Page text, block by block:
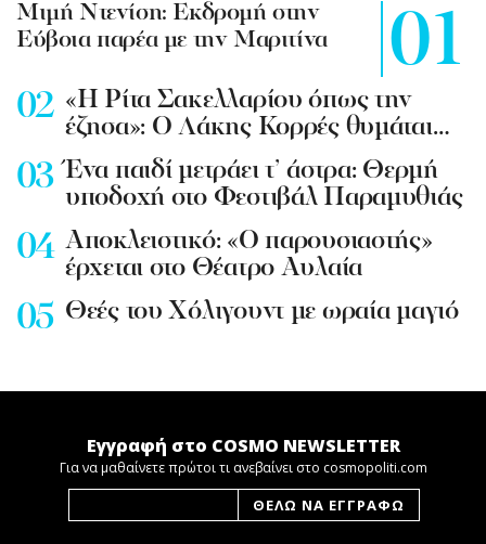
Mιμή Ντενίση: Εκδρομή στην
Εύβοια παρέα με την Μαριτίνα
«Η Ρίτα Σακελλαρίου όπως την
έζησα»: Ο Λάκης Κορρές θυμάται…
Ένα παιδί μετράει τ’ άστρα: Θερμή
υποδοχή στο Φεστιβάλ Παραμυθιάς
Aποκλειστικό: «Ο παρουσιαστής»
έρχεται στο Θέατρο Αυλαία
Θεές του Χόλιγουντ με ωραία μαγιό
Εγγραφή στο COSMO NEWSLETTER
Για να μαθαίνετε πρώτοι τι ανεβαίνει στο cosmopoliti.com